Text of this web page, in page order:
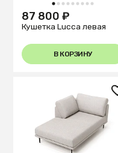
1 2 3 4 5 6 7 8 9
87 800 ₽
Кушетка Lucca левая
В КОРЗИНУ